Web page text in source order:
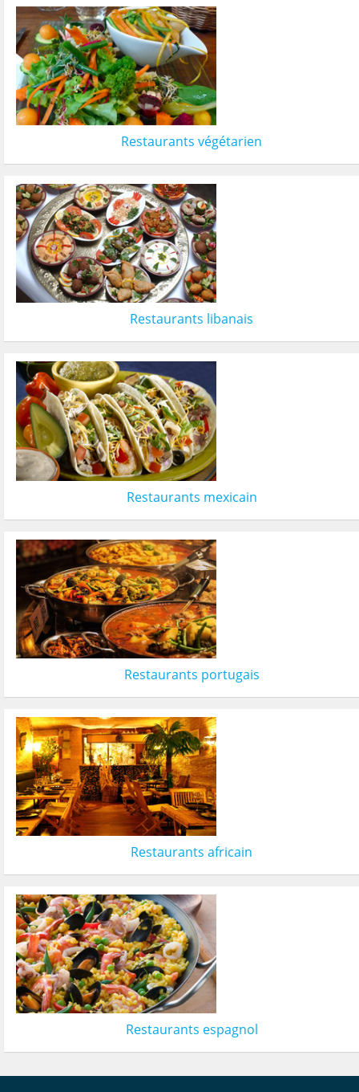
Restaurants végétarien
Restaurants libanais
Restaurants mexicain
Restaurants portugais
Restaurants africain
Restaurants espagnol